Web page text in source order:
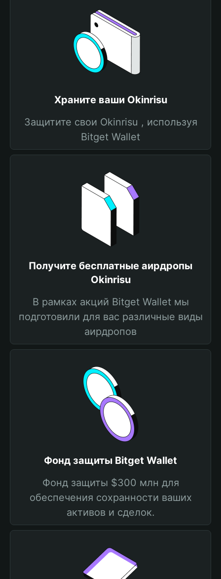
Храните ваши Okinrisu
Защитите свои Okinrisu , используя
Bitget Wallet
Получите бесплатные аирдропы
Okinrisu
В рамках акций Bitget Wallet мы
подготовили для вас различные виды
аирдропов
Фонд защиты Bitget Wallet
Фонд защиты $300 млн для
обеспечения сохранности ваших
активов и сделок.